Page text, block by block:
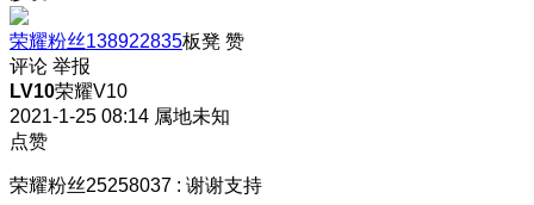
荣耀粉丝138922835板凳 赞
评论 举报
LV10荣耀V10
2021-1-25 08:14 属地未知
点赞
荣耀粉丝25258037 : 谢谢支持